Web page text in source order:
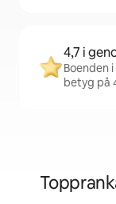
4,7 i
Boenden
betyg på